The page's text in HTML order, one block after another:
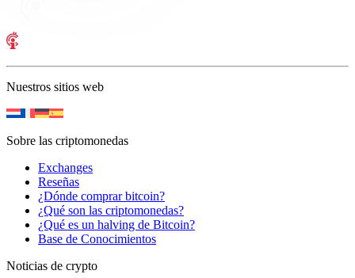
Nuestros sitios web
Sobre las criptomonedas
Exchanges
Reseñas
¿Dónde comprar bitcoin?
¿Qué son las criptomonedas?
¿Qué es un halving de Bitcoin?
Base de Conocimientos
Noticias de crypto